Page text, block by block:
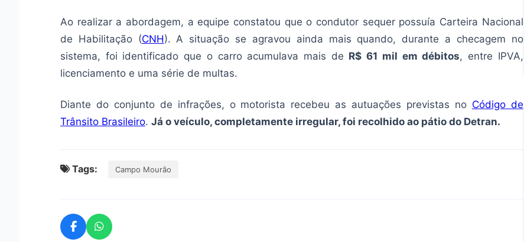
Ao realizar a abordagem, a equipe constatou que o condutor sequer possuía Carteira Nacional
de Habilitação (CNH). A situação se agravou ainda mais quando, durante a checagem no
sistema, foi identificado que o carro acumulava mais de R$ 61 mil em débitos, entre IPVA,
licenciamento e uma série de multas.
Diante do conjunto de infrações, o motorista recebeu as autuações previstas no Código de
Trânsito Brasileiro. Já o veículo, completamente irregular, foi recolhido ao pátio do Detran.
Tags: Campo Mourão